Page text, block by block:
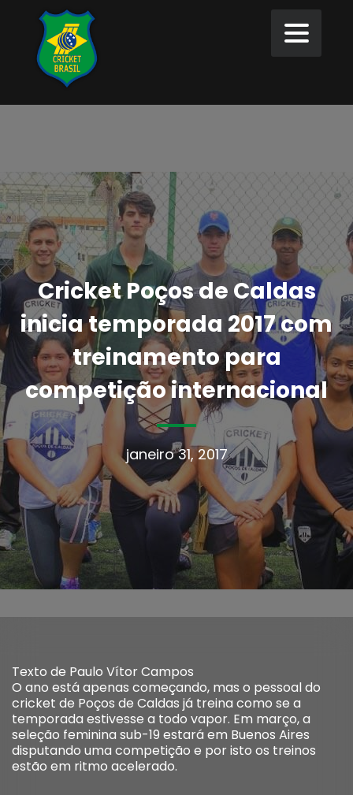
Cricket Poços de Caldas
inicia temporada 2017 com
treinamento para
competição internacional
janeiro 31, 2017
Texto de Paulo Vítor Campos
O ano está apenas começando, mas o pessoal do
cricket de Poços de Caldas já treina como se a
temporada estivesse a todo vapor. Em março, a
seleção feminina sub-19 estará em Buenos Aires
disputando uma competição e por isto os treinos
estão em ritmo acelerado.